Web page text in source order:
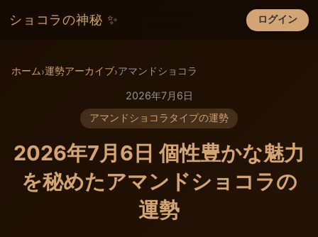
ショコラの神秘 ✨ ログイン
×
ホーム›運勢アーカイブ›アマンドショコラ
2026年7月6日
アマンドショコラタイプの運勢
2026年7月6日 個性豊かな魅力
を秘めたアマンドショコラの
運勢